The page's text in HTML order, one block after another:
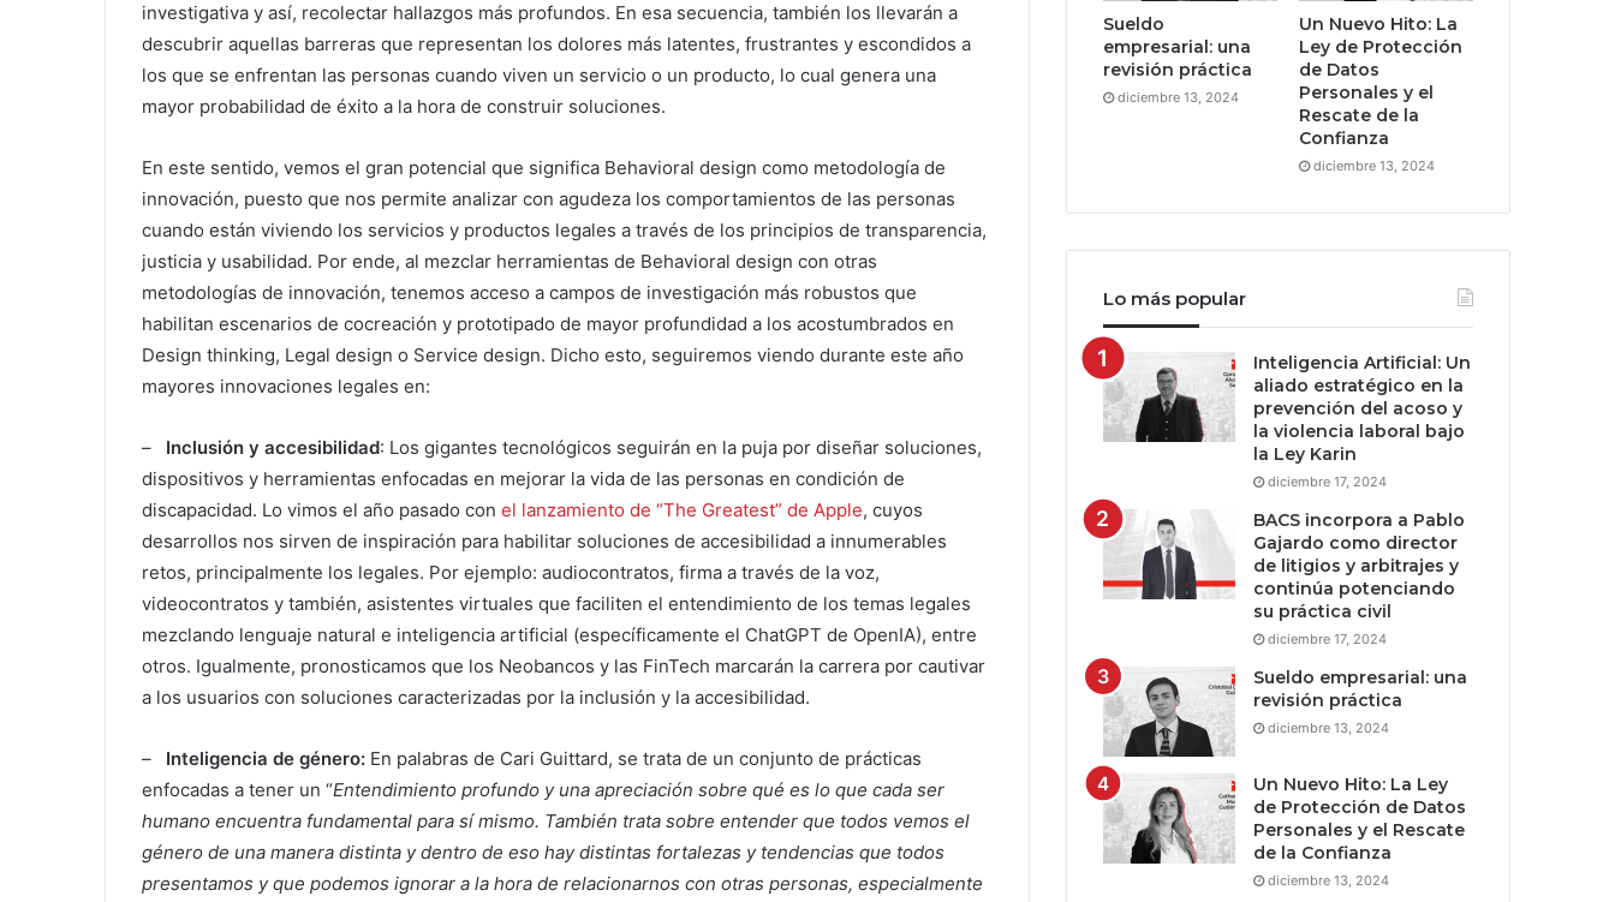
investigativa y así, recolectar hallazgos más profundos. En esa secuencia, también los llevarán a
descubrir aquellas barreras que representan los dolores más latentes, frustrantes y escondidos a
los que se enfrentan las personas cuando viven un servicio o un producto, lo cual genera una
mayor probabilidad de éxito a la hora de construir soluciones.
En este sentido, vemos el gran potencial que significa Behavioral design como metodología de
innovación, puesto que nos permite analizar con agudeza los comportamientos de las personas
cuando están viviendo los servicios y productos legales a través de los principios de transparencia,
justicia y usabilidad. Por ende, al mezclar herramientas de Behavioral design con otras
metodologías de innovación, tenemos acceso a campos de investigación más robustos que
habilitan escenarios de cocreación y prototipado de mayor profundidad a los acostumbrados en
Design thinking, Legal design o Service design. Dicho esto, seguiremos viendo durante este año
mayores innovaciones legales en:
– Inclusión y accesibilidad: Los gigantes tecnológicos seguirán en la puja por diseñar soluciones,
dispositivos y herramientas enfocadas en mejorar la vida de las personas en condición de
discapacidad. Lo vimos el año pasado con el lanzamiento de “The Greatest” de Apple, cuyos
desarrollos nos sirven de inspiración para habilitar soluciones de accesibilidad a innumerables
retos, principalmente los legales. Por ejemplo: audiocontratos, firma a través de la voz,
videocontratos y también, asistentes virtuales que faciliten el entendimiento de los temas legales
mezclando lenguaje natural e inteligencia artificial (específicamente el ChatGPT de OpenIA), entre
otros. Igualmente, pronosticamos que los Neobancos y las FinTech marcarán la carrera por cautivar
a los usuarios con soluciones caracterizadas por la inclusión y la accesibilidad.
– Inteligencia de género: En palabras de Cari Guittard, se trata de un conjunto de prácticas
enfocadas a tener un “Entendimiento profundo y una apreciación sobre qué es lo que cada ser
humano encuentra fundamental para sí mismo. También trata sobre entender que todos vemos el
género de una manera distinta y dentro de eso hay distintas fortalezas y tendencias que todos
presentamos y que podemos ignorar a la hora de relacionarnos con otras personas, especialmente
Sueldo
empresarial: una
revisión práctica
diciembre 13, 2024
Un Nuevo Hito: La
Ley de Protección
de Datos
Personales y el
Rescate de la
Confianza
diciembre 13, 2024
Lo más popular
Inteligencia Artificial: Un
aliado estratégico en la
prevención del acoso y
la violencia laboral bajo
la Ley Karin
diciembre 17, 2024
BACS incorpora a Pablo
Gajardo como director
de litigios y arbitrajes y
continúa potenciando
su práctica civil
diciembre 17, 2024
Sueldo empresarial: una
revisión práctica
diciembre 13, 2024
Un Nuevo Hito: La Ley
de Protección de Datos
Personales y el Rescate
de la Confianza
diciembre 13, 2024